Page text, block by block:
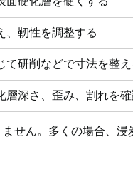
、靭性を調整する
て研削などで寸法を整え
層深さ、歪み、割れを
せん。多くの場合、